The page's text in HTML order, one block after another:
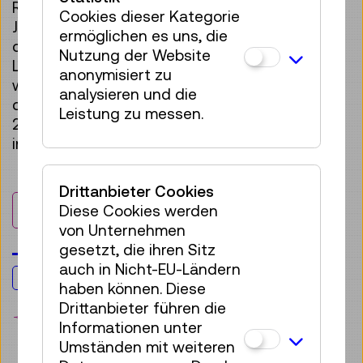
Rückblick auf das „Space Race“ der 1960er-
Jahre, das Thema Frauen und NASA und auf
den Besuch von Apollo-13-Astronaut James
Lovell 1971 im Technischen Museum Wien
wurden ebenso gezeigt wie ein Ausblick auf
das kommende „Space Race“ zum Mond der
2020er-Jahre mit dem geplanten Bau eines
internationalen Monddorfes.
Aktuelle Ausstellungen
Für alle
Merken
Cookies dieser Kategorie
ermöglichen es uns, die
Nutzung der Website
anonymisiert zu
analysieren und die
Leistung zu messen.
Drittanbieter Cookies
Diese Cookies werden
von Unternehmen
gesetzt, die ihren Sitz
auch in Nicht-EU-Ländern
haben können. Diese
Drittanbieter führen die
Informationen unter
Umständen mit weiteren